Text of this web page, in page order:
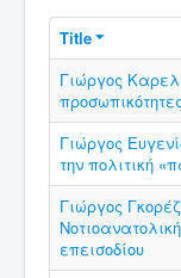
Title
Γιώργος
Γιώργος
την πολιτική
Γιώργος
επεισοδίου